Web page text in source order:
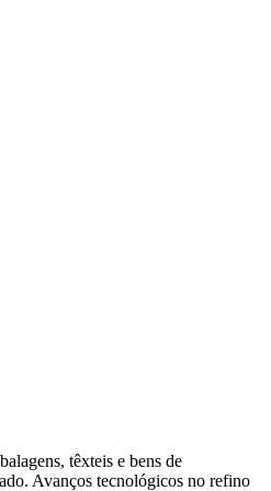
têxteis e bens de
Avanços tecnológicos no refino